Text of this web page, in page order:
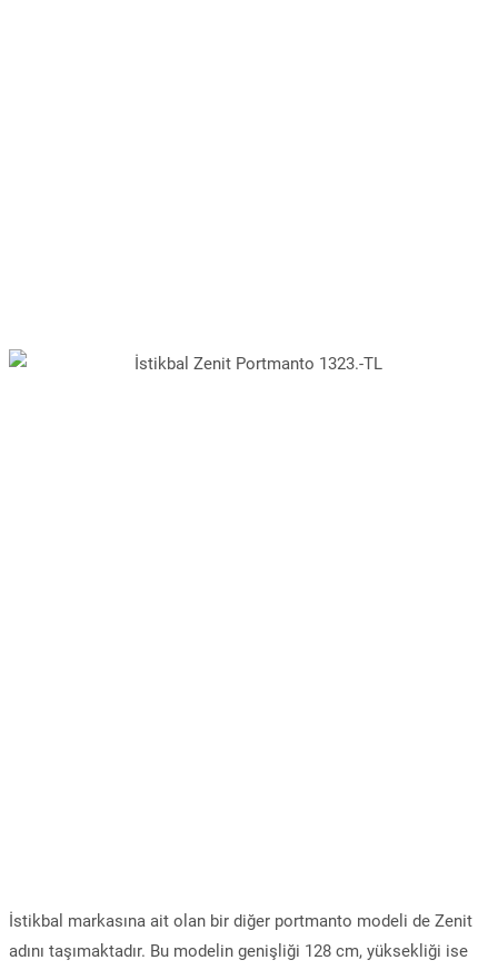
İstikbal markasına ait olan bir diğer portmanto modeli de Zenit
adını taşımaktadır. Bu modelin genişliği 128 cm, yüksekliği ise